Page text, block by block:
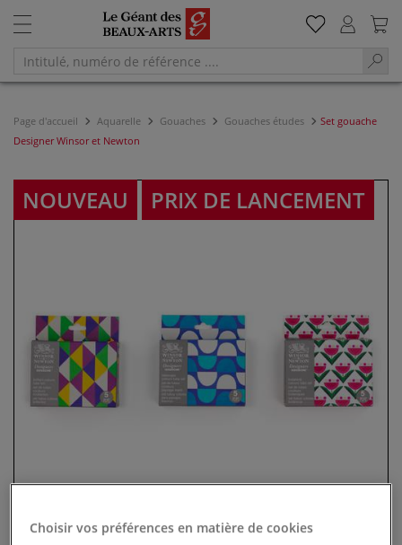
Page d'accueil Aquarelle Gouaches Gouaches études
Set gouache
Designer Winsor et Newton
NOUVEAU PRIX DE LANCEMENT
Choisir vos préférences en matière de cookies